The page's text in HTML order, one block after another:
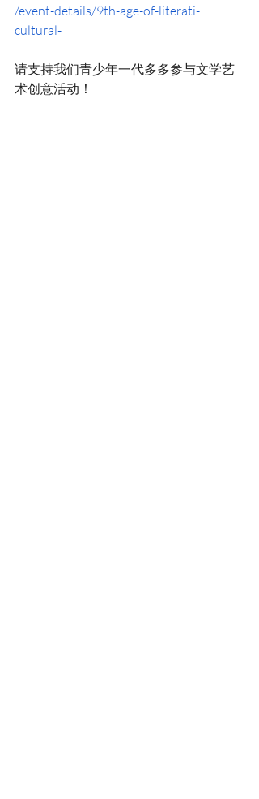
/event-details/9th-age-of-literati-
cultural-
请支持我们青少年一代多多参与文学艺
术创意活动！